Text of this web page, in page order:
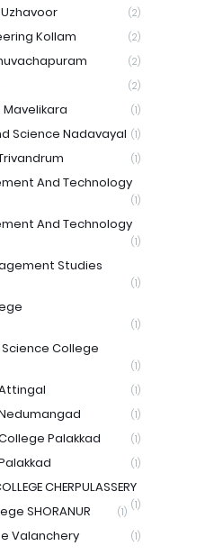
(2)
Kollam (2)
(2)
(2)
(1)
Science Nadavayal (1)
(1)
And Technology
(1)
And Technology
(1)
Studies
(1)
(1)
College
(1)
(1)
(1)
Palakkad (1)
(1)
CHERPULASSERY
(1)
SHORANUR (1)
Valanchery (1)